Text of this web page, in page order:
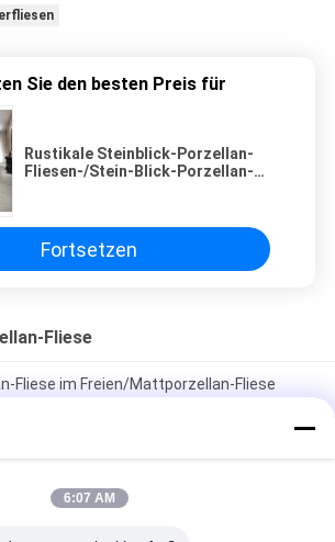
Sie den besten Preis für
Rustikale Steinblick-Porzellan-
Fliesen-/Stein-Blick-Porzellan-
Fortsetzen
Fliese
Fliese im Freien/Mattporzellan-Fliese
Blick-Porzellan-Fliese glasig-glänzende
Porzellan-Fliesen-/Stein-Blick-Porzellan-
6:07 AM